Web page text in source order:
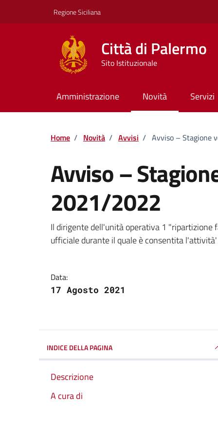
Regione Siciliana
Città di Palermo
Sito Istituzionale
Amministrazione Novità Servizi
Home / Novità / Avvisi / Avviso – Stagione
Avviso –
2021/2022
Dettagli della
Il dirigente dell'unità operativa 1
ufficiale durante il quale è consentita
Data:
17 Agosto 2021
INDICE DELLA PAGINA
Descrizione
A cura di